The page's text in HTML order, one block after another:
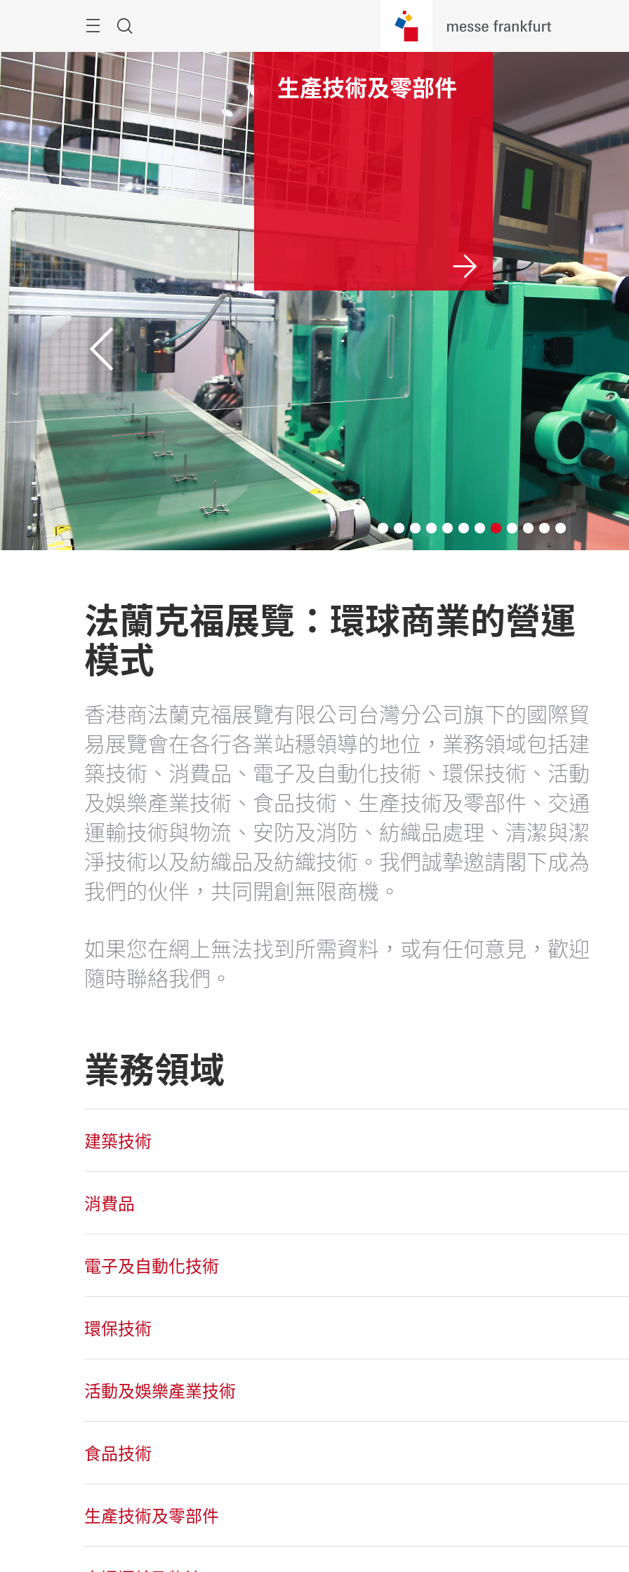
搜
尋
上
一
步
生產技術及零部件 交通運輸及物流 安防及消防
法蘭克福展覽：環球商業的營運
模式
香港商法蘭克福展覽有限公司台灣分公司旗下的國際貿
易展覽會在各行各業站穩領導的地位，業務領域包括建
築技術、消費品、電子及自動化技術、環保技術、活動
及娛樂產業技術、食品技術、生產技術及零部件、交通
運輸技術與物流、安防及消防、紡織品處理、清潔與潔
淨技術以及紡織品及紡織技術。我們誠摯邀請閣下成為
我們的伙伴，共同開創無限商機。
如果您在網上無法找到所需資料，或有任何意見，歡迎
隨時聯絡我們。
業務領域
建築技術
消費品
電子及自動化技術
環保技術
活動及娛樂產業技術
食品技術
生產技術及零部件